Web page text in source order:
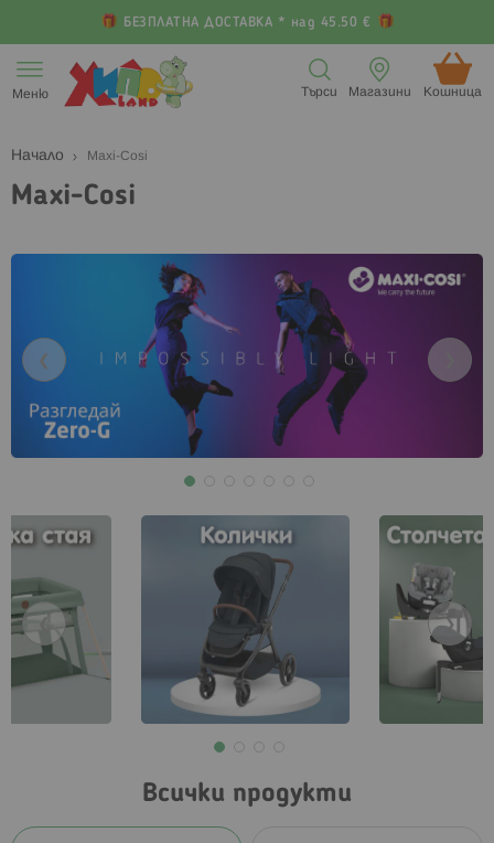
БЕЗПЛАТНА ДОСТАВКА * над 45.50 €
към
съдържанието
Меню Кошница (
Магазини
Търси
Начало Maxi-Cosi
Maxi-Cosi
❮
❯
Всички продукти